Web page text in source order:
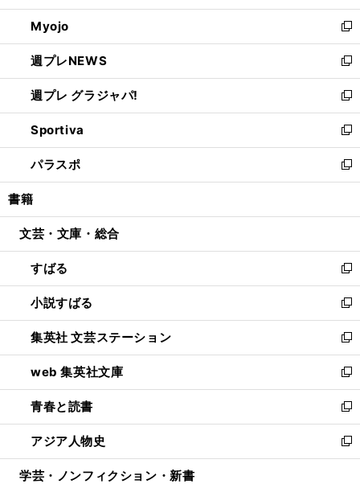
開
く
ウ
で
開
く
ン
ド
ウ
で
開
く
ウ
ィ
ン
ド
ウ
で
開
く
Myojo
新
し
い
ウ
ィ
ン
ド
ウ
で
開
週プレNEWS
新
し
い
ウ
ィ
ン
ド
ウ
開
週プレ グラジャパ!
新
し
い
ウ
ィ
ン
ウ
開
く
Sportiva
新
し
い
ウ
ン
ウ
で
開
く
パラスポ
新
し
ウ
ン
ド
ウ
で
開
く
書籍
文芸・文庫・総合
すばる
新
し
い
ウ
ィ
ン
ド
ウ
で
開
く
小説すばる
新
し
い
ウ
ィ
ン
ド
ウ
で
開
集英社 文芸ステーション
新
し
い
ウ
ィ
ン
ド
ウ
web 集英社文庫
新
し
い
ウ
ィ
ン
青春と読書
新
し
い
ウ
アジア人物史
新
し
学芸・ノンフィクション・新書